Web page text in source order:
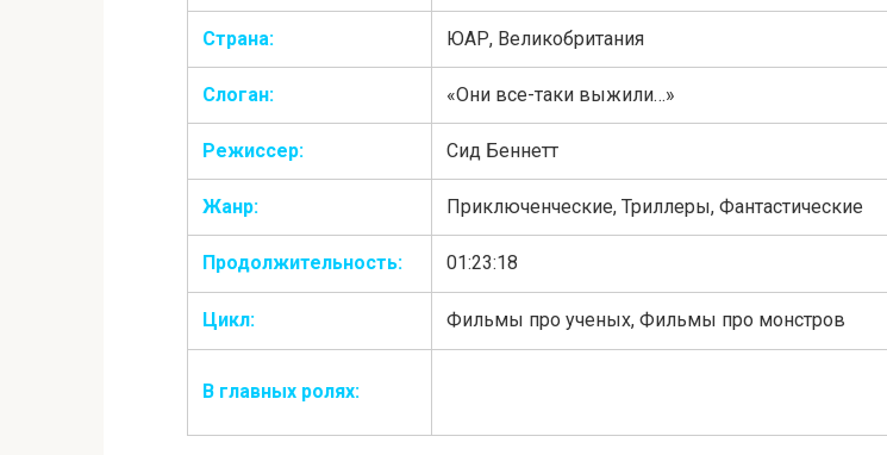
Страна: ЮАР, Великобритания
Слоган: «Они все-таки выжили…»
Режиссер: Сид Беннетт
Жанр: Приключенческие, Триллеры, Фантастические
Продолжительность: 01:23:18
Цикл: Фильмы про ученых, Фильмы про монстров
В главных ролях: